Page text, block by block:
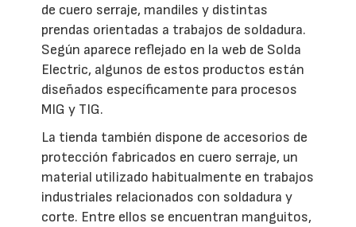
de cuero serraje, mandiles y distintas
prendas orientadas a trabajos de soldadura.
Según aparece reflejado en la web de Solda
Electric, algunos de estos productos están
diseñados específicamente para procesos
MIG y TIG.
La tienda también dispone de accesorios de
protección fabricados en cuero serraje, un
material utilizado habitualmente en trabajos
industriales relacionados con soldadura y
corte. Entre ellos se encuentran manguitos,